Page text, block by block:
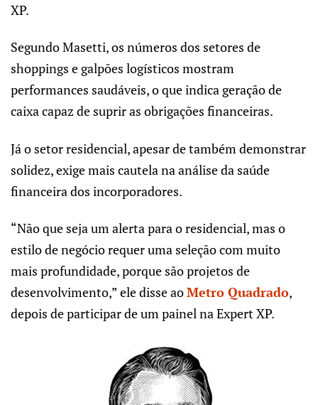
XP.
Segundo Masetti, os números dos setores de
shoppings e galpões logísticos mostram
performances saudáveis, o que indica geração de
caixa capaz de suprir as obrigações financeiras.
Já o setor residencial, apesar de também demonstrar
solidez, exige mais cautela na análise da saúde
financeira dos incorporadores.
“Não que seja um alerta para o residencial, mas o
estilo de negócio requer uma seleção com muito
mais profundidade, porque são projetos de
desenvolvimento,” ele disse aoMetro Quadrado,
depois de participar de um painel na Expert XP.